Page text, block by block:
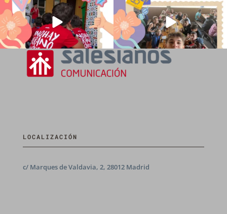
LOCALIZACIÓN
c/ Marques de Valdavia, 2, 28012 Madrid